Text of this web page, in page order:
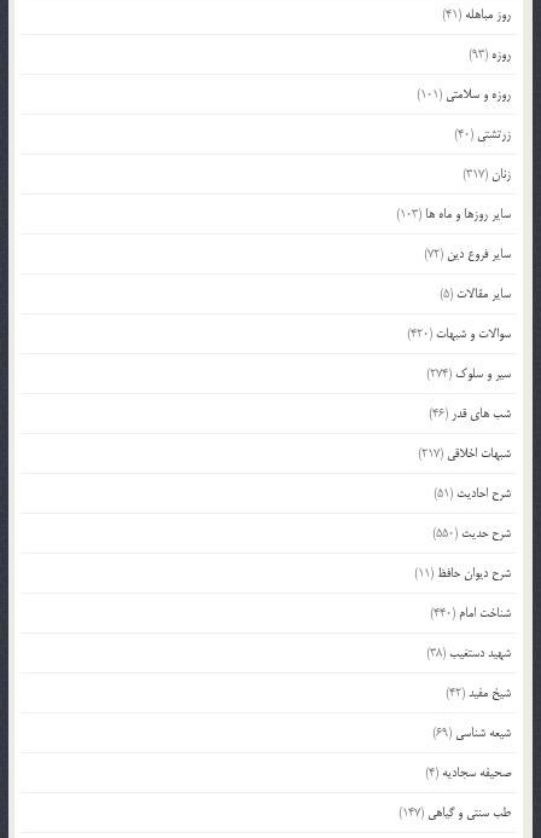
روز مباهله (41)
روزه (93)
روزه و سلامتی (101)
زرتشتی (40)
زنان(317)
سایر روزها و ماه ها (103)
سایر فروع دین (72)
سایر مقالات (5)
سوالات و شبهات (420)
سیر و سلوک (274)
شب های قدر (46)
شبهات اخلاقی (217)
شرح احادیث (51)
شرح حدیث (550)
شرح دیوان حافظ (11)
شناخت امام (440)
شهید دستغیب(38)
شیخ مفید(42)
شیعه شناسی (69)
صحیفه سجادیه (4)
طب سنتی و گیاهی (147)